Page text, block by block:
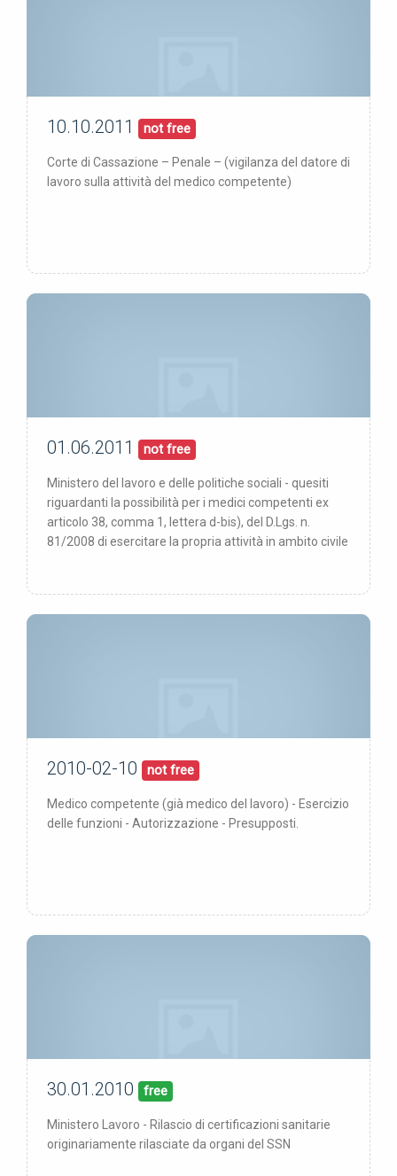
pubblicata: 10/10/11
10.10.2011 not free
Corte di Cassazione – Penale – (vigilanza del datore di
lavoro sulla attività del medico competente)
pubblicata: 01/06/11
01.06.2011 not free
Ministero del lavoro e delle politiche sociali - quesiti
riguardanti la possibilità per i medici competenti ex
articolo 38, comma 1, lettera d-bis), del D.Lgs. n.
81/2008 di esercitare la propria attività in ambito civile
pubblicata:10/02/10
2010-02-10 not free
Medico competente (già medico del lavoro) - Esercizio
delle funzioni - Autorizzazione - Presupposti.
pubblicata: 30/01/10
30.01.2010 free
Ministero Lavoro - Rilascio di certificazioni sanitarie
originariamente rilasciate da organi del SSN